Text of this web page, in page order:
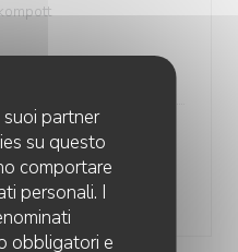
partner
su questo
comportare
personali. I
obbligatori e
Eis
allergeni